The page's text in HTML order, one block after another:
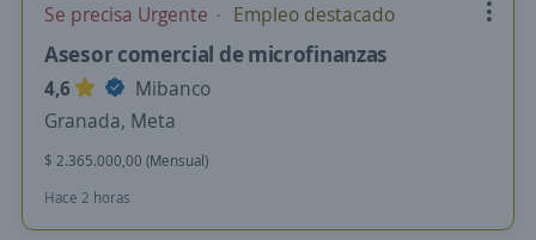
Se precisa Urgente Empleo destacado
Asesor comercial de microfinanzas
4,6
Mibanco
Granada, Meta
$ 2.365.000,00 (Mensual)
Hace 2 horas